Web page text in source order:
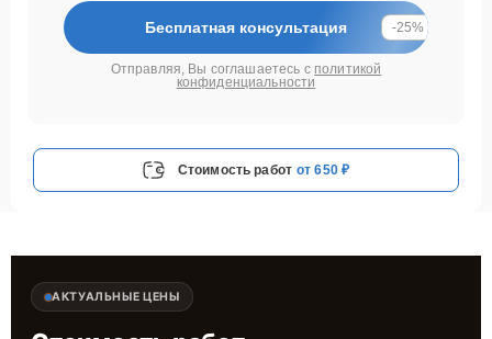
Бесплатная консультация -25%
Отправляя, Вы соглашаетесь с политикой
конфиденциальности
Стоимость работ от 650 ₽
АКТУАЛЬНЫЕ ЦЕНЫ